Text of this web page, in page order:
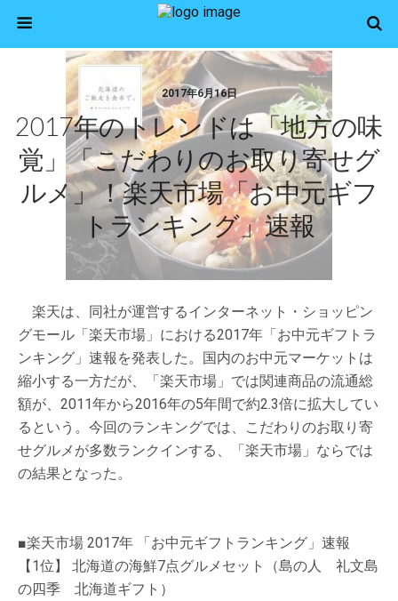
2017年6月16日
2017年のトレンドは「地方の味
覚」「こだわりのお取り寄せグ
ルメ」！楽天市場「お中元ギフ
トランキング」速報
楽天は、同社が運営するインターネット・ショッピン
グモール「楽天市場」における2017年「お中元ギフトラ
ンキング」速報を発表した。国内のお中元マーケットは
縮小する一方だが、「楽天市場」では関連商品の流通総
額が、2011年から2016年の5年間で約2.3倍に拡大してい
るという。今回のランキングでは、こだわりのお取り寄
せグルメが多数ランクインする、「楽天市場」ならでは
の結果となった。
■楽天市場 2017年 「お中元ギフトランキング」速報
【1位】 北海道の海鮮7点グルメセット（島の人 礼文島
の四季 北海道ギフト）